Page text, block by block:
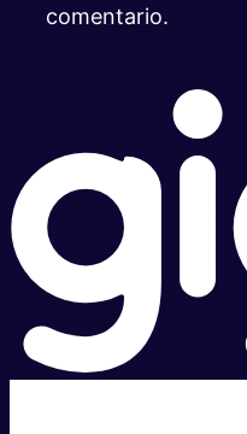
comentario.